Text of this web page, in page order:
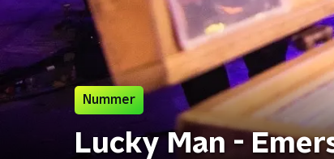
Nummer
Lucky Man -